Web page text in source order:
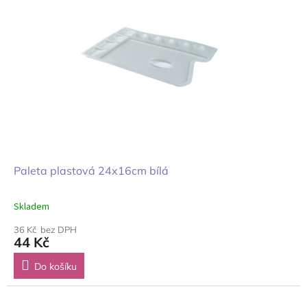
Paleta plastová 24x16cm bílá
Skladem
36 Kč bez DPH
44 Kč
Do košíku